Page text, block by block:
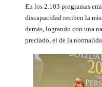
En los 2.103 programas
discapacidad reciben la
demás, logrando con una
preciado, el de la